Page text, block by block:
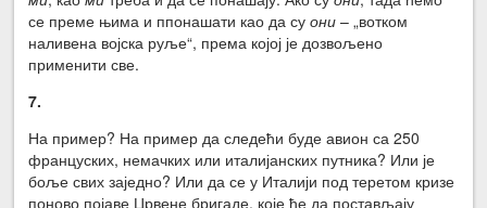
се преме њима и ппонашати као да суони – „вотком
наливена војска руље“, према којој је дозвољено
применити све.
7.
На пример? На пример да следећи буде авион са 250
француских, немачких или италијанских путника? Или је
боље свих заједно? Или да се у Италији под теретом кризе
поново појаве Црвене бригаде, које ће да постављају